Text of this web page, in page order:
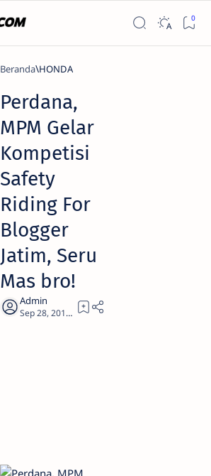
Beranda HONDA
​Perdana,
MPM Gelar
Kompetisi
Safety
Riding For
Blogger
Jatim, Seru
Mas bro!
2